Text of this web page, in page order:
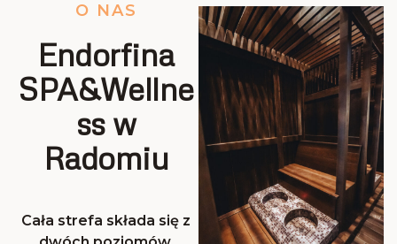
Endorfina
SPA&Wellne
ss w
Radomiu
O NAS
Cała strefa składa się z